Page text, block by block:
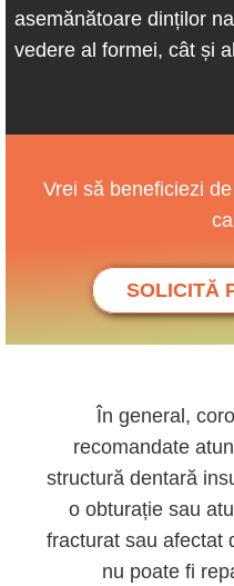
asemănătoare dinților
vedere al formei, cât și
Vrei să beneficiezi
SOLICITĂ
În general,
recomandate
structură dentară
o obturație sau
fracturat sau afectat
nu poate fi